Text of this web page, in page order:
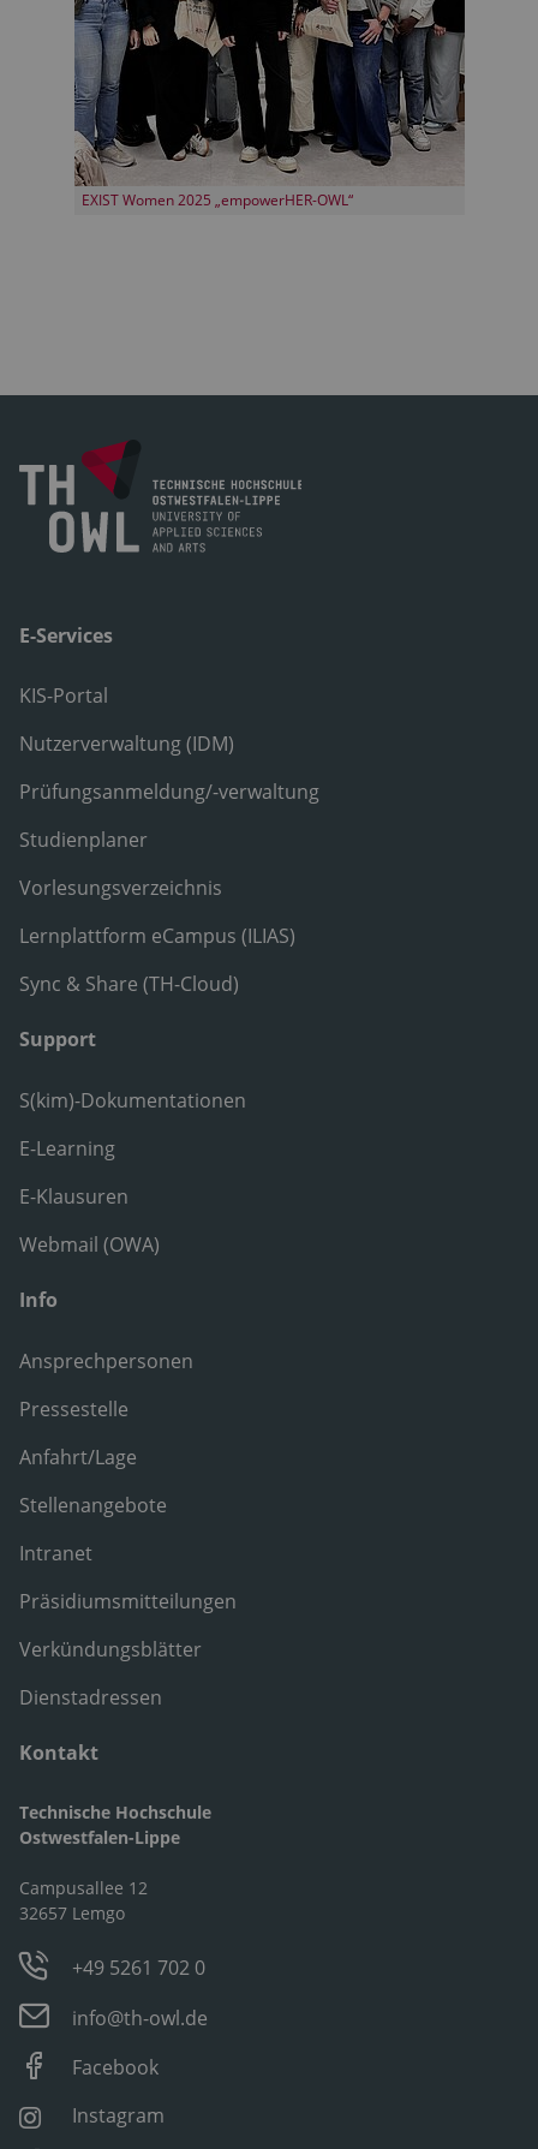
EXIST Women 2025 „empowerHER-OWL“
E-Services
KIS-Portal
Nutzerverwaltung (IDM)
Prüfungsanmeldung/-verwaltung
Studienplaner
Vorlesungsverzeichnis
Lernplattform eCampus (ILIAS)
Sync & Share (TH-Cloud)
Support
S(kim)-Dokumentationen
E-Learning
E-Klausuren
Webmail (OWA)
Info
Ansprechpersonen
Pressestelle
Anfahrt/Lage
Stellenangebote
Intranet
Präsidiumsmitteilungen
Verkündungsblätter
Dienstadressen
Kontakt
Technische Hochschule
Ostwestfalen-Lippe
Campusallee 12
32657 Lemgo
+49 5261 702 0
info@th-owl.de
Facebook
Instagram